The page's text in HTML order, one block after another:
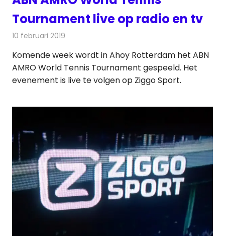
Tournament live op radio en tv
10 februari 2019
Komende week wordt in Ahoy Rotterdam het ABN
AMRO World Tennis Tournament gespeeld. Het
evenement is live te volgen op Ziggo Sport.